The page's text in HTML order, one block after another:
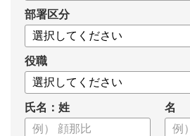
部署区分
役職
氏名：姓 名